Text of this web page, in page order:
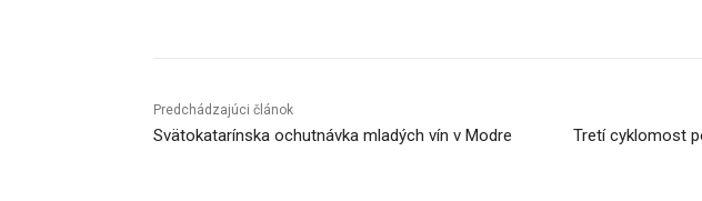
Predchádzajúci článok
Svätokatarínska ochutnávka mladých vín v Modre
Tretí cyklomost